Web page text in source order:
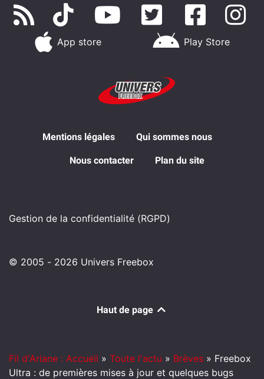
App store Play Store
Mentions légales Qui sommes nous
Nous contacter Plan du site
Gestion de la confidentialité (RGPD)
© 2005 - 2026 Univers Freebox
Haut de page
Fil d'Ariane : Accueil » Toute l'actu » Brèves » Freebox
Ultra : de premières mises à jour et quelques bugs